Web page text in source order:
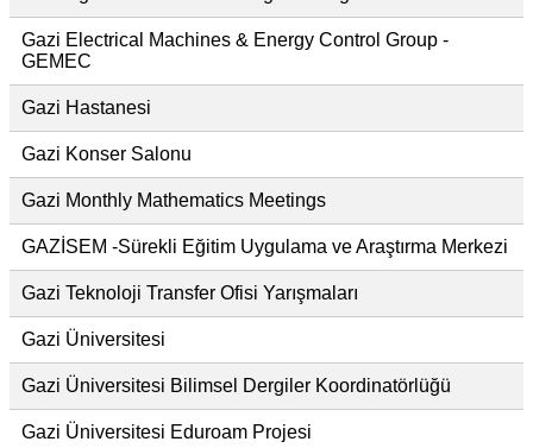
Gazi Electrical Machines & Energy Control Group -
GEMEC
Gazi Hastanesi
Gazi Konser Salonu
Gazi Monthly Mathematics Meetings
GAZİSEM -Sürekli Eğitim Uygulama ve Araştırma Merkezi
Gazi Teknoloji Transfer Ofisi Yarışmaları
Gazi Üniversitesi
Gazi Üniversitesi Bilimsel Dergiler Koordinatörlüğü
Gazi Üniversitesi Eduroam Projesi